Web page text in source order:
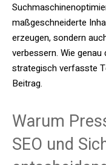
maßgeschneiderte
erzeugen, sondern
verbessern. Wie
strategisch verfasste
Beitrag.
Warum
SEO und